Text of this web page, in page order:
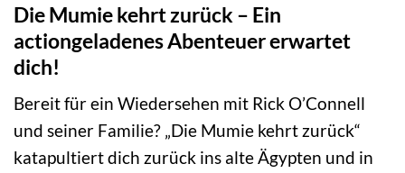
Die Mumie kehrt zurück – Ein
actiongeladenes Abenteuer erwartet
dich!
Bereit für ein Wiedersehen mit Rick O’Connell
und seiner Familie? „Die Mumie kehrt zurück“
katapultiert dich zurück ins alte Ägypten und in